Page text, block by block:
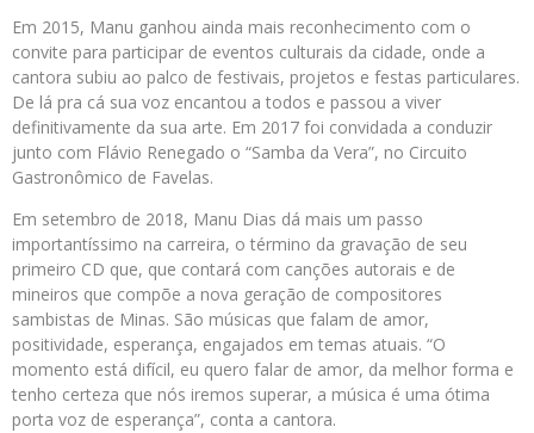
Em 2015, Manu ganhou ainda mais reconhecimento com o
convite para participar de eventos culturais da cidade, onde a
cantora subiu ao palco de festivais, projetos e festas particulares.
De lá pra cá sua voz encantou a todos e passou a viver
definitivamente da sua arte. Em 2017 foi convidada a conduzir
junto com Flávio Renegado o “Samba da Vera”, no Circuito
Gastronômico de Favelas.
Em setembro de 2018, Manu Dias dá mais um passo
importantíssimo na carreira, o término da gravação de seu
primeiro CD que, que contará com canções autorais e de
mineiros que compõe a nova geração de compositores
sambistas de Minas. São músicas que falam de amor,
positividade, esperança, engajados em temas atuais. “O
momento está difícil, eu quero falar de amor, da melhor forma e
tenho certeza que nós iremos superar, a música é uma ótima
porta voz de esperança”, conta a cantora.